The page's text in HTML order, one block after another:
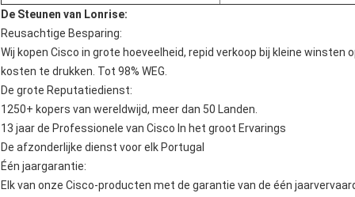
De Steunen van Lonrise:
Reusachtige Besparing:
Wij kopen Cisco in grote hoeveelheid, repid verkoop bij kleine
kosten te drukken. Tot 98% WEG.
De grote Reputatiedienst:
1250+ kopers van wereldwijd, meer dan 50 Landen.
13 jaar de Professionele van Cisco In het groot Ervarings
De afzonderlijke dienst voor elk Portugal
Één jaargarantie:
Elk van onze Cisco-producten met de garantie van de één